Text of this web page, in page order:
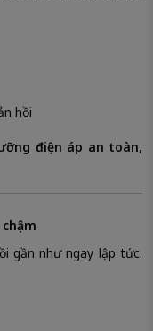
hồi
điện áp an toàn,
gần như ngay lập tức.